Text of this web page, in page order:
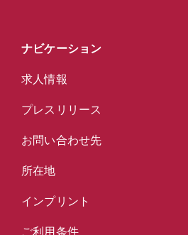
ナビケーション
求人情報
プレスリリース
お問い合わせ先
所在地
インプリント
ご利用条件